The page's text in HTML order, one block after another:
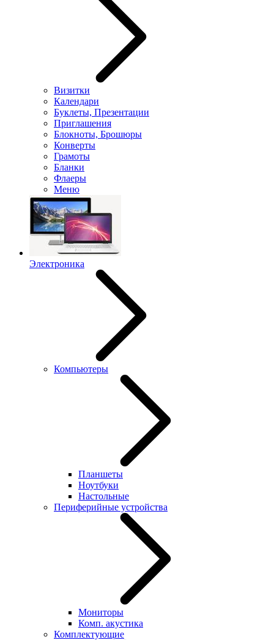
Визитки
Календари
Буклеты, Презентации
Приглашения
Блокноты, Брошюры
Конверты
Грамоты
Бланки
Флаеры
Меню
Электроника
Компьютеры
Планшеты
Ноутбуки
Настольные
Периферийные устройства
Мониторы
Комп. акустика
Комплектующие